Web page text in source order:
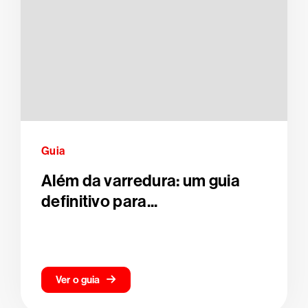
Guia
Além da varredura: um guia
definitivo para...
Ver o guia